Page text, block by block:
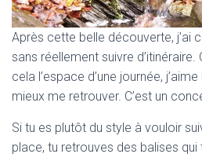
Après cette belle découverte, j’ai
sans réellement suivre
cela l’espace d’une journée,
mieux me retrouver. C’est un
Si tu es plutôt du style à vouloir
place, tu retrouves des balises qui